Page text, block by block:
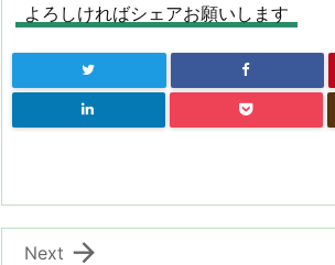
よろしければシェアお願いします

Next